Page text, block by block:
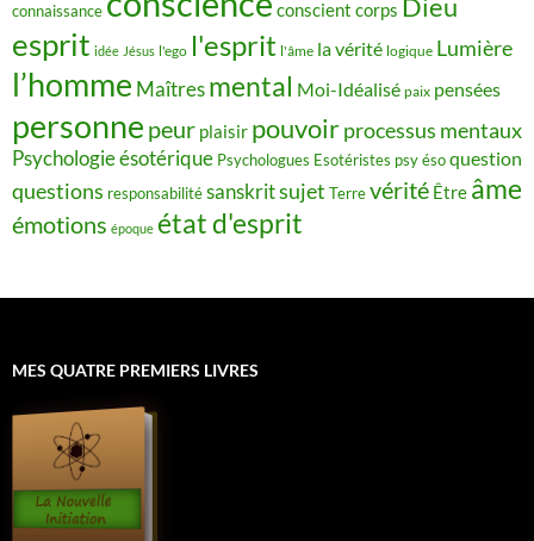
connaissance conscient corps
esprit idée Jésus l'ego l'esprit l'âme la vérité logique Lumière
l’homme Maîtres mental Moi-Idéalisé paix pensées
personne peur plaisir pouvoirprocessus mentaux
Psychologie ésotérique Psychologues Esotéristes psy ésoquestion
questions responsabilitésanskritsujet Terrevérité Être âme
émotions époque état d'esprit
MES QUATRE PREMIERS LIVRES